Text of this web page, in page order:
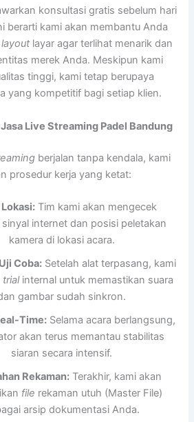
konsultasi gratis sebelum hari
berarti kami akan membantu Anda
layoutlayar agar terlihat menarik dan
merek Anda. Meskipun kami
tinggi, kami tetap berupaya
yang kompetitif bagi setiap klien.
Live Streaming Padel Bandung
berjalan tanpa kendala, kami
prosedur kerja yang ketat:
Tim kami akan mengecek
internet dan posisi peletakan
kamera di lokasi acara.
Coba: Setelah alat terpasang, kami
trialinternal untuk memastikan suara
gambar sudah sinkron.
Time: Selama acara berlangsung,
akan terus memantau stabilitas
siaran secara intensif.
Rekaman: Terakhir, kami akan
file rekaman utuh (Master File)
arsip dokumentasi Anda.